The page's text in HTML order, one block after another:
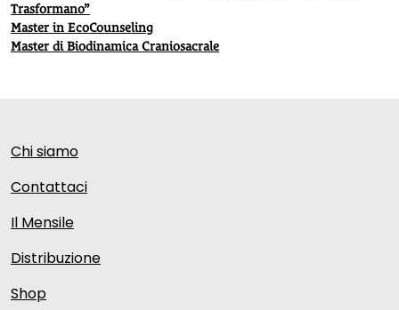
Trasformano”
Master in EcoCounseling
Master di Biodinamica Craniosacrale
Chi siamo
Contattaci
Il Mensile
Distribuzione
Shop